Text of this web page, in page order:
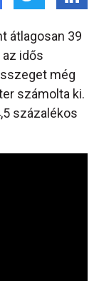
átlagosan 39
idős
még
számolta ki.
százalékos